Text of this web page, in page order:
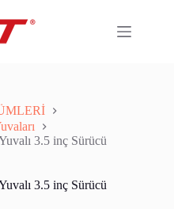
3.5 inç Sürücü
3.5 inç Sürücü